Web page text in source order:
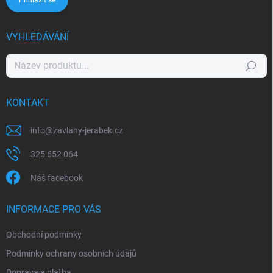
VYHLEDÁVÁNÍ
Hledat
KONTAKT
info@zavlahy-jerabek.cz
325 652 064
Náš facebook
INFORMACE PRO VÁS
Obchodní podmínky
Podmínky ochrany osobních údajů